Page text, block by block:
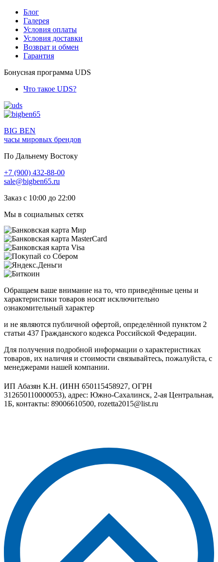
Блог
Галерея
Условия оплаты
Условия доставки
Возврат и обмен
Гарантия
Бонусная программа UDS
Что такое UDS?
BIG BEN
часы мировых брендов
По Дальнему Востоку
+7 (900) 432-88-00
sale@bigben65.ru
Заказ с 10:00 до 22:00
Мы в социальных сетях
Обращаем ваше внимание на то, что приведённые цены и
характеристики товаров носят исключительно
ознакомительный характер
и не являются публичной офертой, определённой пунктом 2
статьи 437 Гражданского кодекса Российской Федерации.
Для получения подробной информации о характеристиках
товаров, их наличия и стоимости связывайтесь, пожалуйста, с
менеджерами нашей компании.
ИП Абазян К.Н. (ИНН 650115458927, ОГРН
312650110000053), адрес: Южно-Сахалинск, 2-ая Центральная,
1Б, контакты: 89006610500, rozetta2015@list.ru